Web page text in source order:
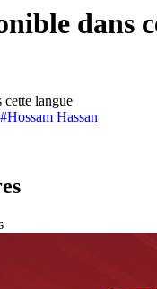
dans
langue
#Hossam Hassan